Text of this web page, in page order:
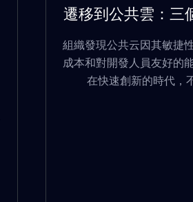
遷移到公共雲：三
組織發現公共云因其敏捷
成本和對開發人員友好的
在快速創新的時代，